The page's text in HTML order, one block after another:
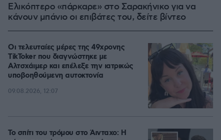
Ελικόπτερο «πάρκαρε» στο Σαρακήνικο για να
κάνουν μπάνιο οι επιβάτες του, δείτε βίντεο
Οι τελευταίες μέρες της 49χρονης
TikToker που διαγνώστηκε με
Αλτσχάιμερ και επέλεξε την ιατρικώς
υποβοηθούμενη αυτοκτονία
09.08.2026, 12:07
Το σπίτι του τρόμου στο Άινταχο: Η